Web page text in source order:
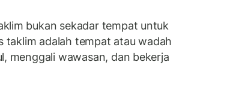
bukan sekadar tempat untuk
taklim adalah tempat atau wadah
menggali wawasan, dan bekerja